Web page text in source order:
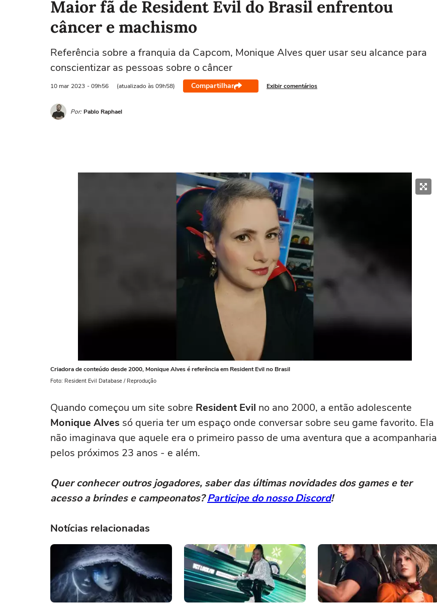
Maior fã de Resident Evil do Brasil enfrentou
câncer e machismo
Referência sobre a franquia da Capcom, Monique Alves quer usar seu alcance para
conscientizar as pessoas sobre o câncer
10 mar 2023 - 09h56 (atualizado às 09h58) Compartilhar Exibir comentários
Por: Pablo Raphael
Criadora de conteúdo desde 2000, Monique Alves é referência em Resident Evil no Brasil
Foto: Resident Evil Database / Reprodução
Quando começou um site sobre Resident Evil no ano 2000, a então adolescente
Monique Alves só queria ter um espaço onde conversar sobre seu game favorito. Ela
não imaginava que aquele era o primeiro passo de uma aventura que a acompanharia
pelos próximos 23 anos - e além.
Quer conhecer outros jogadores, saber das últimas novidades dos games e ter
acesso a brindes e campeonatos?Participe do nosso Discord!
Notícias relacionadas